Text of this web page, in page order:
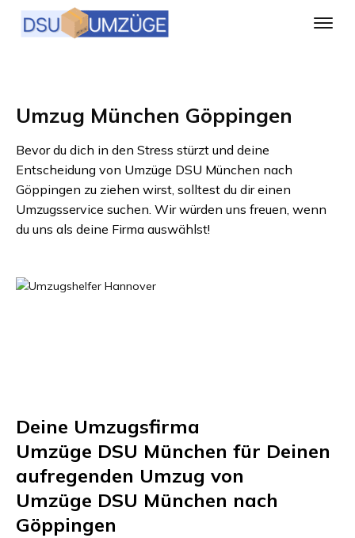
Umzug München Göppingen
Bevor du dich in den Stress stürzt und deine
Entscheidung von Umzüge DSU München nach
Göppingen zu ziehen wirst, solltest du dir einen
Umzugsservice suchen. Wir würden uns freuen, wenn
du uns als deine Firma auswählst!
Deine Umzugsfirma
Umzüge DSU München für Deinen
aufregenden Umzug von
Umzüge DSU München nach
Göppingen